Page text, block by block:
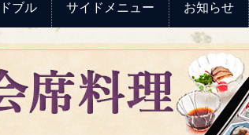
ブル サイドメニュー お知らせ